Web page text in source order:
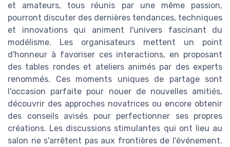
et amateurs, tous réunis par une même passion,
pourront discuter des dernières tendances, techniques
et innovations qui animent l'univers fascinant du
modélisme. Les organisateurs mettent un point
d'honneur à favoriser ces interactions, en proposant
des tables rondes et ateliers animés par des experts
renommés. Ces moments uniques de partage sont
l'occasion parfaite pour nouer de nouvelles amitiés,
découvrir des approches novatrices ou encore obtenir
des conseils avisés pour perfectionner ses propres
créations. Les discussions stimulantes qui ont lieu au
salon ne s'arrêtent pas aux frontières de l'événement.